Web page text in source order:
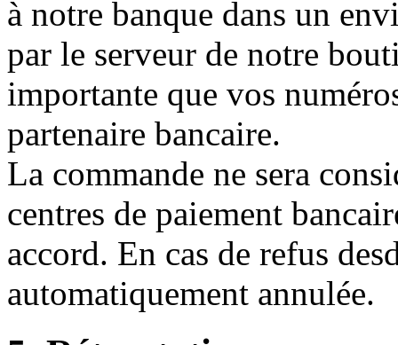
à notre banque dans un
par le serveur de notre
importante que vos
partenaire bancaire.
La commande ne sera
centres de paiement
accord. En cas de refus
automatiquement annulée.